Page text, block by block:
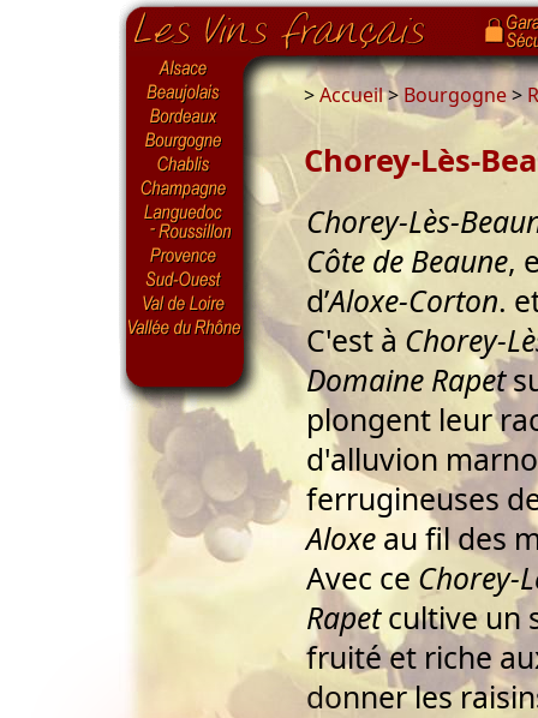
>Accueil>Bourgogne>
Chorey-Lès-
Chorey-Lès-
Côte de Beaune,
d’Aloxe-Corton.
C'est à Chorey-
Domaine Rapet
plongent leur
d'alluvion
ferrugineuses
Aloxe au fil des
Avec ceChorey-
Rapetcultive un
fruité et riche
donner les